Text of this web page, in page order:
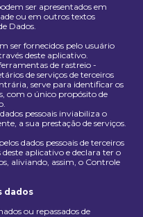
ser apresentados em
ou em outros textos
Dados.
ser fornecidos pelo usuário
deste aplicativo.
de rastreio -
de serviços de terceiros
serve para identificar os
com o único propósito de
pessoais inviabiliza o
a sua prestação de serviços.
dados pessoais de terceiros
aplicativo e declara ter o
aliviando, assim, o Controle
dados
ou repassados de